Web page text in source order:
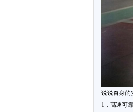
说说自身的
1，髙速可